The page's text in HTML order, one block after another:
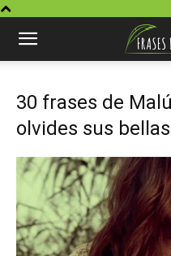
30 frases de
olvides sus